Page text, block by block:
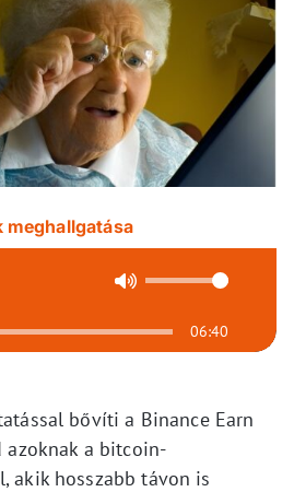
meghallgatása
06:40
bővíti a Binance Earn
azoknak a bitcoin-
akik hosszabb távon is